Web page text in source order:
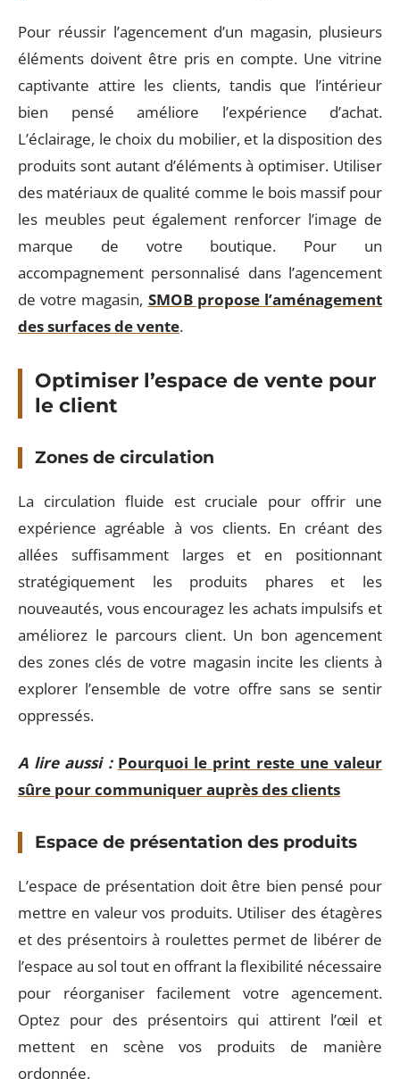
Pour réussir l’agencement d’un magasin, plusieurs
éléments doivent être pris en compte. Une vitrine
captivante attire les clients, tandis que l’intérieur
bien pensé améliore l’expérience d’achat.
L’éclairage, le choix du mobilier, et la disposition des
produits sont autant d’éléments à optimiser. Utiliser
des matériaux de qualité comme le bois massif pour
les meubles peut également renforcer l’image de
marque de votre boutique. Pour un
accompagnement personnalisé dans l’agencement
de votre magasin, SMOB propose l’aménagement
des surfaces de vente.
Optimiser l’espace de vente pour
le client
Zones de circulation
La circulation fluide est cruciale pour offrir une
expérience agréable à vos clients. En créant des
allées suffisamment larges et en positionnant
stratégiquement les produits phares et les
nouveautés, vous encouragez les achats impulsifs et
améliorez le parcours client. Un bon agencement
des zones clés de votre magasin incite les clients à
explorer l’ensemble de votre offre sans se sentir
oppressés.
A lire aussi : Pourquoi le print reste une valeur
sûre pour communiquer auprès des clients
Espace de présentation des produits
L’espace de présentation doit être bien pensé pour
mettre en valeur vos produits. Utiliser des étagères
et des présentoirs à roulettes permet de libérer de
l’espace au sol tout en offrant la flexibilité nécessaire
pour réorganiser facilement votre agencement.
Optez pour des présentoirs qui attirent l’œil et
mettent en scène vos produits de manière
ordonnée.